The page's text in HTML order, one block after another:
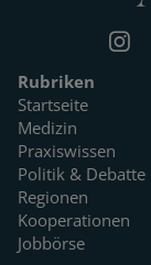
Rubriken
Startseite
Medizin
Praxiswissen
Politik & Debatte
Regionen
Kooperationen
Jobbörse